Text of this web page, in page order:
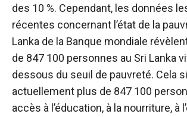
des 10 %. Cependant, les données
récentes concernant l’état de la
Lanka de la Banque mondiale
de 847 100 personnes au Sri Lanka
dessous du seuil de pauvreté. Cela
actuellement plus de 847 100
accès à l’éducation, à la nourriture, à